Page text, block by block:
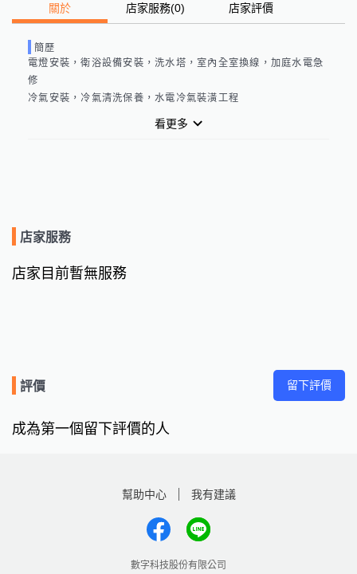
關於 店家服務(0) 店家評價
簡歷
電燈安裝，衛浴設備安裝，洗水塔，室內全室換線，加庭水電急
修
冷氣安裝，冷氣清洗保養，水電冷氣裝潢工程
看更多
店家服務
店家目前暫無服務
評價 留下評價
成為第一個留下評價的人
幫助中心 我有建議
數字科技股份有限公司